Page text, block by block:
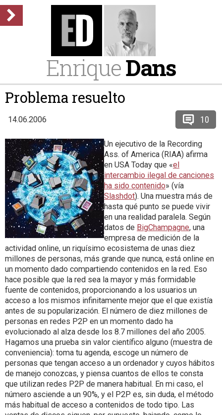
EnriqueDans
Problema resuelto
14.06.2006 10
Un ejecutivo de la Recording
Ass. of America (RIAA) afirma
en USA Today que «el
intercambio ilegal de canciones
ha sido contenido» (vía
Slashdot). Una muestra más de
hasta qué punto se puede vivir
en una realidad paralela. Según
datos de BigChampagne, una
empresa de medición de la
actividad online, un riquísimo ecosistema de unas diez
millones de personas, más grande que nunca, está online en
un momento dado compartiendo contenidos en la red. Eso
hace posible que la red sea la mayor y más formidable
fuente de contenidos, proporcionando a los usuarios un
acceso a los mismos infinitamente mejor que el que existía
antes de su popularización. El número de diez millones de
personas en redes P2P en un momento dado ha
evolucionado al alza desde los 8.7 millones del año 2005.
Hagamos una prueba sin valor científico alguno (muestra de
conveniencia): toma tu agenda, escoge un número de
personas que tengan acceso a un ordenador y cuyos hábitos
de manejo conozcas, y piensa cuantos de ellos te consta
que utilizan redes P2P de manera habitual. En mi caso, el
número asciende a un 90%, y el P2P es, sin duda, el método
más habitual de acceso a contenidos de todo tipo. Las